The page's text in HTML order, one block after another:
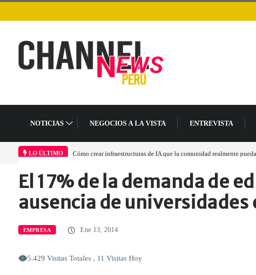
NOTICIAS NEGOCIOS A LA VISTA ENTREVISTA
LO ÚLTIMO Cómo crear infraestructuras de IA que la comunidad realmente
Empresa El 17% de…
El 17% de la demanda de
ausencia de universidades
EMPRESA Ene 13, 2014
5.429 Visitas Totales , 11 Visitas Hoy